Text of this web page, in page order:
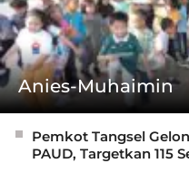
Anies-Muhaimin
Pemkot Tangsel
PAUD, Targetkan 115